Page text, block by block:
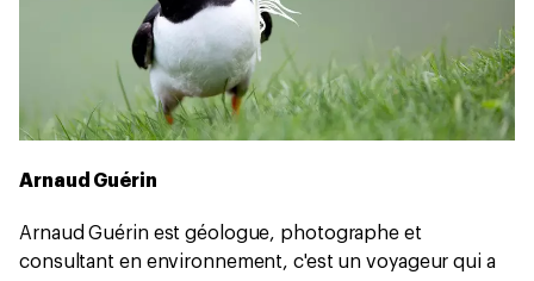
Arnaud Guérin
Arnaud Guérin est géologue, photographe et
consultant en environnement, c'est un voyageur qui a